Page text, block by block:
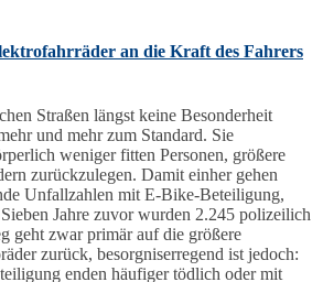
an die Kraft des Fahrers
Straßen längst keine Besonderheit
und mehr zum Standard. Sie
weniger fitten Personen, größere
zurückzulegen. Damit einher gehen
Unfallzahlen mit E-Bike-Beteiligung,
Jahre zuvor wurden 2.245 polizeilich
geht zwar primär auf die größere
zurück, besorgniserregend ist jedoch:
enden häufiger tödlich oder mit